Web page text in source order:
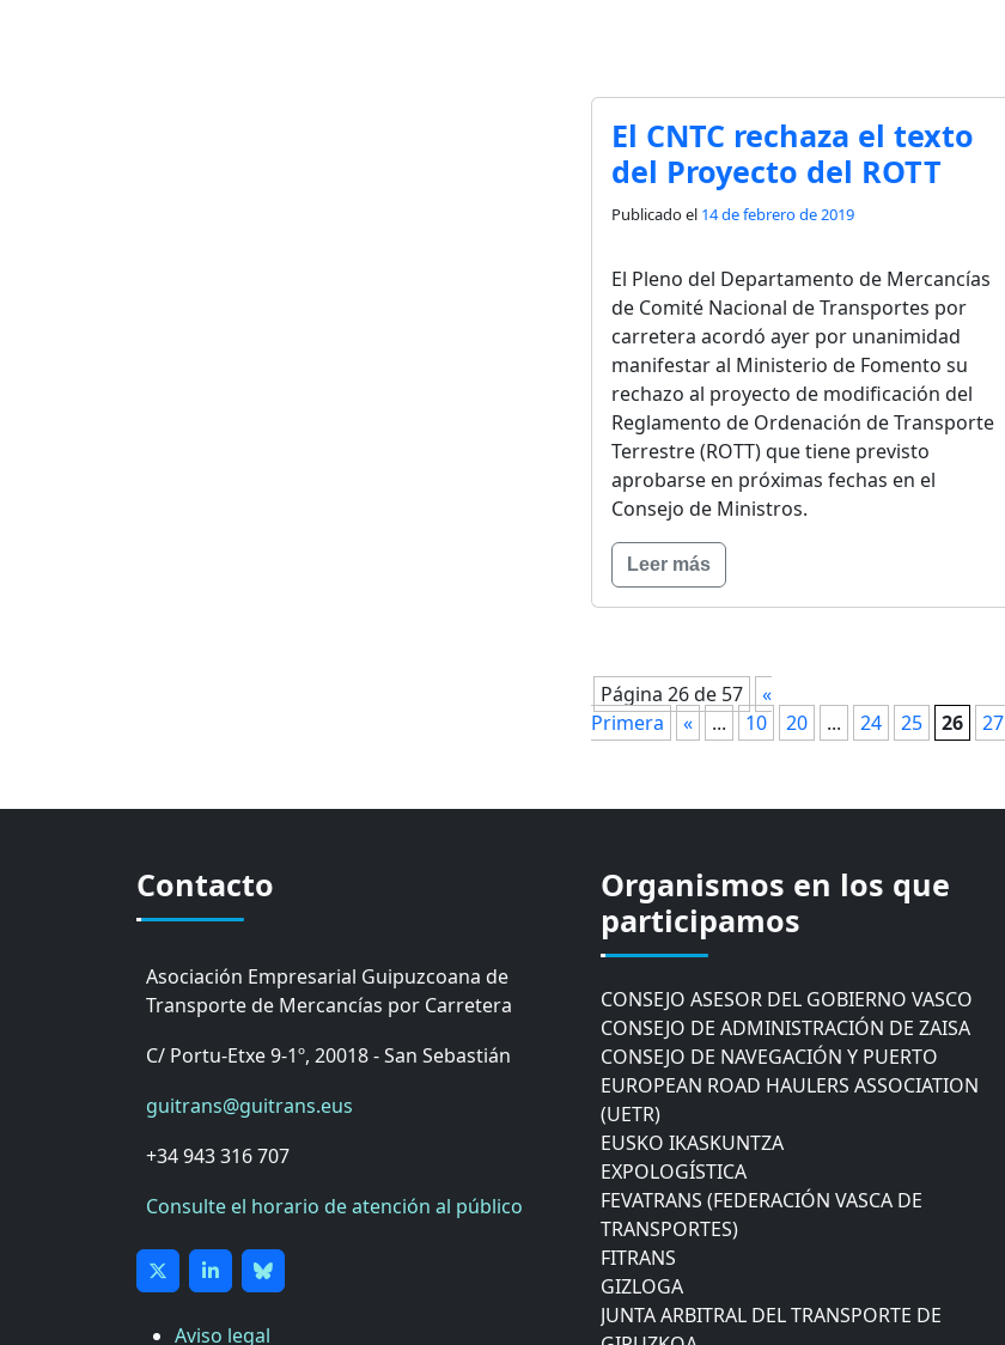
El CNTC rechaza el texto
del Proyecto del ROTT
Publicado el 14 de febrero de 2019
El Pleno del Departamento de Mercancías
de Comité Nacional de Transportes por
carretera acordó ayer por unanimidad
manifestar al Ministerio de Fomento su
rechazo al proyecto de modificación del
Reglamento de Ordenación de Transporte
Terrestre (ROTT) que tiene previsto
aprobarse en próximas fechas en el
Consejo de Ministros.
Leer más
Página 26 de 57
«
Primera
« ... 10 20 ... 24 25 26 27
Contacto
Asociación Empresarial Guipuzcoana de
Transporte de Mercancías por Carretera
C/ Portu-Etxe 9-1º, 20018 - San Sebastián
guitrans@guitrans.eus
+34 943 316 707
Consulte el horario de atención al público
Aviso legal
Organismos en los que
participamos
COMISIÓN ASESORA DE MOVILIDAD DEL
AYUNTAMIENTO DE DONOSTIA
COMITÉ DE INSPECCION DE GIPUZKOA
CONSEJO DE ADMINISTRACIÓN DE ZAISA
CONSEJO DE NAVEGACIÓN Y PUERTO
EUROPEAN ROAD HAULERS ASSOCIATION
(UETR)
EUSKO IKASKUNTZA
EXPOLOGÍSTICA
FEVATRANS (FEDERACIÓN VASCA DE
TRANSPORTES)
FITRANS
GIZLOGA
JUNTA ARBITRAL DEL TRANSPORTE DE
GIPUZKOA